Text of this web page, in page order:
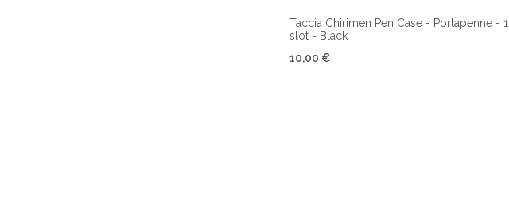
Taccia Chirimen Pen Case - Portapenne - 1
slot - Black
10,00 €